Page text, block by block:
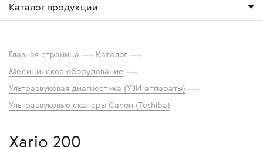
Каталог продукции
Главная страница
Каталог
Медицинское оборудование
Ультразвуковая диагностика (УЗИ аппараты)
Ультразвуковые сканеры Canon (Toshiba)
Xario 200